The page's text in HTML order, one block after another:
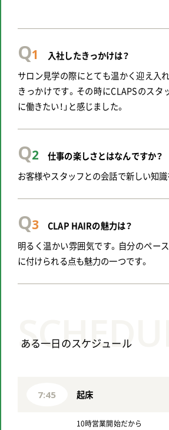
Q1
入社したきっかけは？
サロン見学の際にとても温かく迎え入
きっかけです。その時にCLAPSのスタ
に働きたい！」と感じました。
Q2
仕事の楽しさとはなんですか？
お客様やスタッフとの会話で新しい知識
Q3
CLAP HAIRの魅力は？
明るく温かい雰囲気です。自分のペー
に付けられる点も魅力の一つです。
ある一日のスケジュール
7:45 起床
10時営業開始だから